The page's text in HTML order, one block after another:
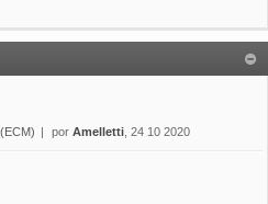
por Amelletti , 24 10 2020